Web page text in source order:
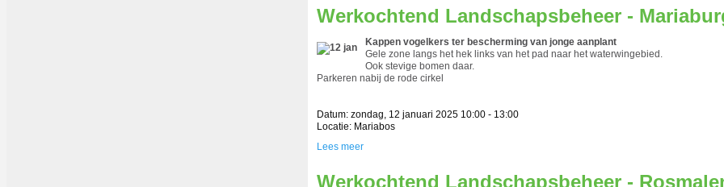
Werkochtend Landschapsbeheer -
Kappen vogelkers ter bescherming van jonge aanplant
Gele zone langs het hek links van het pad naar het waterwingebied.
Ook stevige bomen daar.
Parkeren nabij de rode cirkel
Datum: zondag, 12 januari 2025 10:00 - 13:00
Locatie: Mariabos
Lees meer
Werkochtend Landschapsbeheer -